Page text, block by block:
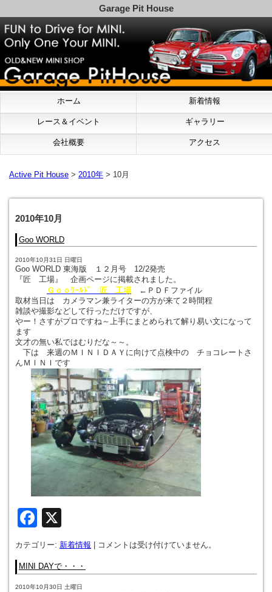
Garage Pit House
ホーム 新着情報
レース＆イベント ギャラリー
会社概要 アクセス
Active Pit House > 2010年 > 10月
2010年10月
Goo WORLD
2010年10月31日 日曜日
Goo WORLD 東海版 １２月号 12/2発売
『匠 工場』 企画ページに掲載されました。
Ｇｏｏﾜｰﾙﾄﾞ 匠 工場←ＰＤＦファイル
取材当日は カメラマン兼ライターの方が来て２時間程
雑談や撮影などして行っただけですが、
やー！さすがプロですね～上手にまとめられて解り易い文になって
ます
文才の無い私ではむりだな～～。
下は 来週のＭＩＮＩＤＡＹに向けて点検中の チョコレートさ
んＭＩＮＩです
Facebook
カテゴリー: 新着情報 | コメントは受け付けていません。
MINI DAYで・・・
2010年10月30日 土曜日